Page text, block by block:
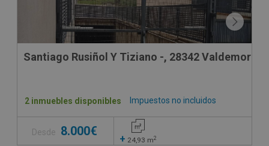
Santiago Rusiñol Y Tiziano -, 28342 Valdemoro -
Impuestos no incluidos
2 inmuebles disponibles
Desde 8.000€
+ 24,93 m2